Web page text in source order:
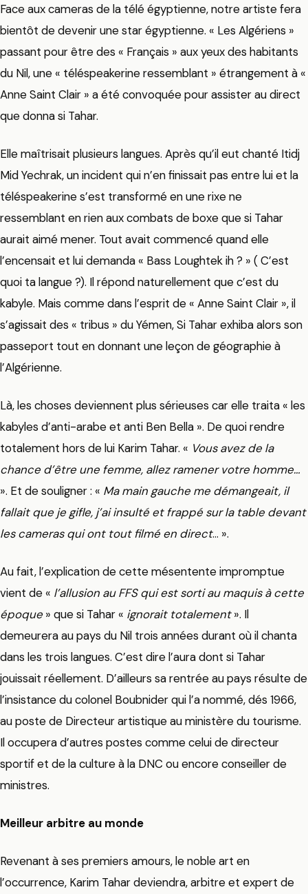
Face aux cameras de la télé égyptienne, notre artiste fera
bientôt de devenir une star égyptienne. « Les Algériens »
passant pour être des « Français » aux yeux des habitants
du Nil, une « téléspeakerine ressemblant » étrangement à «
Anne Saint Clair » a été convoquée pour assister au direct
que donna si Tahar.
Elle maîtrisait plusieurs langues. Après qu’il eut chanté Itidj
Mid Yechrak, un incident qui n’en finissait pas entre lui et la
téléspeakerine s’est transformé en une rixe ne
ressemblant en rien aux combats de boxe que si Tahar
aurait aimé mener. Tout avait commencé quand elle
l’encensait et lui demanda « Bass Loughtek ih ? » ( C’est
quoi ta langue ?). Il répond naturellement que c’est du
kabyle. Mais comme dans l’esprit de « Anne Saint Clair », il
s’agissait des « tribus » du Yémen, Si Tahar exhiba alors son
passeport tout en donnant une leçon de géographie à
l’Algérienne.
Là, les choses deviennent plus sérieuses car elle traita « les
kabyles d’anti-arabe et anti Ben Bella ». De quoi rendre
totalement hors de lui Karim Tahar. « Vous avez de la
chance d’être une femme, allez ramener votre homme…
». Et de souligner : « Ma main gauche me démangeait, il
fallait que je gifle, j’ai insulté et frappé sur la table devant
les cameras qui ont tout filmé en direct… ».
Au fait, l’explication de cette mésentente impromptue
vient de « l’allusion au FFS qui est sorti au maquis à cette
époque» que si Tahar « ignorait totalement». Il
demeurera au pays du Nil trois années durant où il chanta
dans les trois langues. C’est dire l’aura dont si Tahar
jouissait réellement. D’ailleurs sa rentrée au pays résulte de
l’insistance du colonel Boubnider qui l’a nommé, dés 1966,
au poste de Directeur artistique au ministère du tourisme.
Il occupera d’autres postes comme celui de directeur
sportif et de la culture à la DNC ou encore conseiller de
ministres.
Meilleur arbitre au monde
Revenant à ses premiers amours, le noble art en
l’occurrence, Karim Tahar deviendra, arbitre et expert de